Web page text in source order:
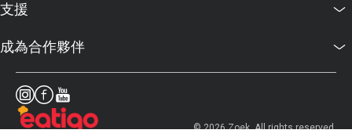
支援
成為合作夥伴
© 2026 Zoek. All rights reserved.